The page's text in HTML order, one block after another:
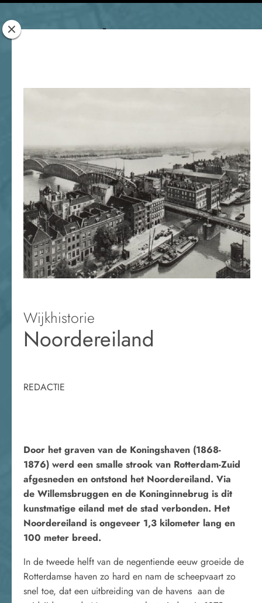
Rotterdam
Wijkhistorie
Noordereiland
REDACTIE
Door het graven van de Koningshaven (1868-
1876) werd een smalle strook van Rotterdam-Zuid
afgesneden en ontstond het Noordereiland. Via
de Willemsbruggen en de Koninginnebrug is dit
kunstmatige eiland met de stad verbonden. Het
Noordereiland is ongeveer 1,3 kilometer lang en
100 meter breed.
In de tweede helft van de negentiende eeuw groeide de
Rotterdamse haven zo hard en nam de scheepvaart zo
snel toe, dat een uitbreiding van de havens aan de